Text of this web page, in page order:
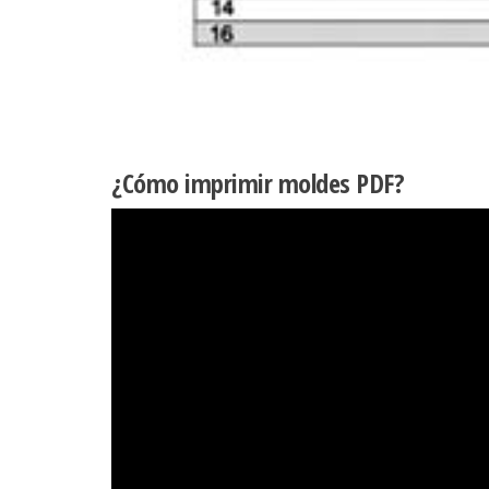
¿Cómo imprimir moldes PDF?